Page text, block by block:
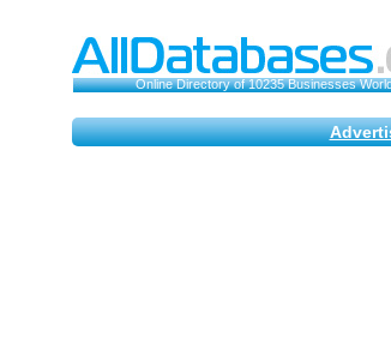
Online Directory of 10235 Businesses